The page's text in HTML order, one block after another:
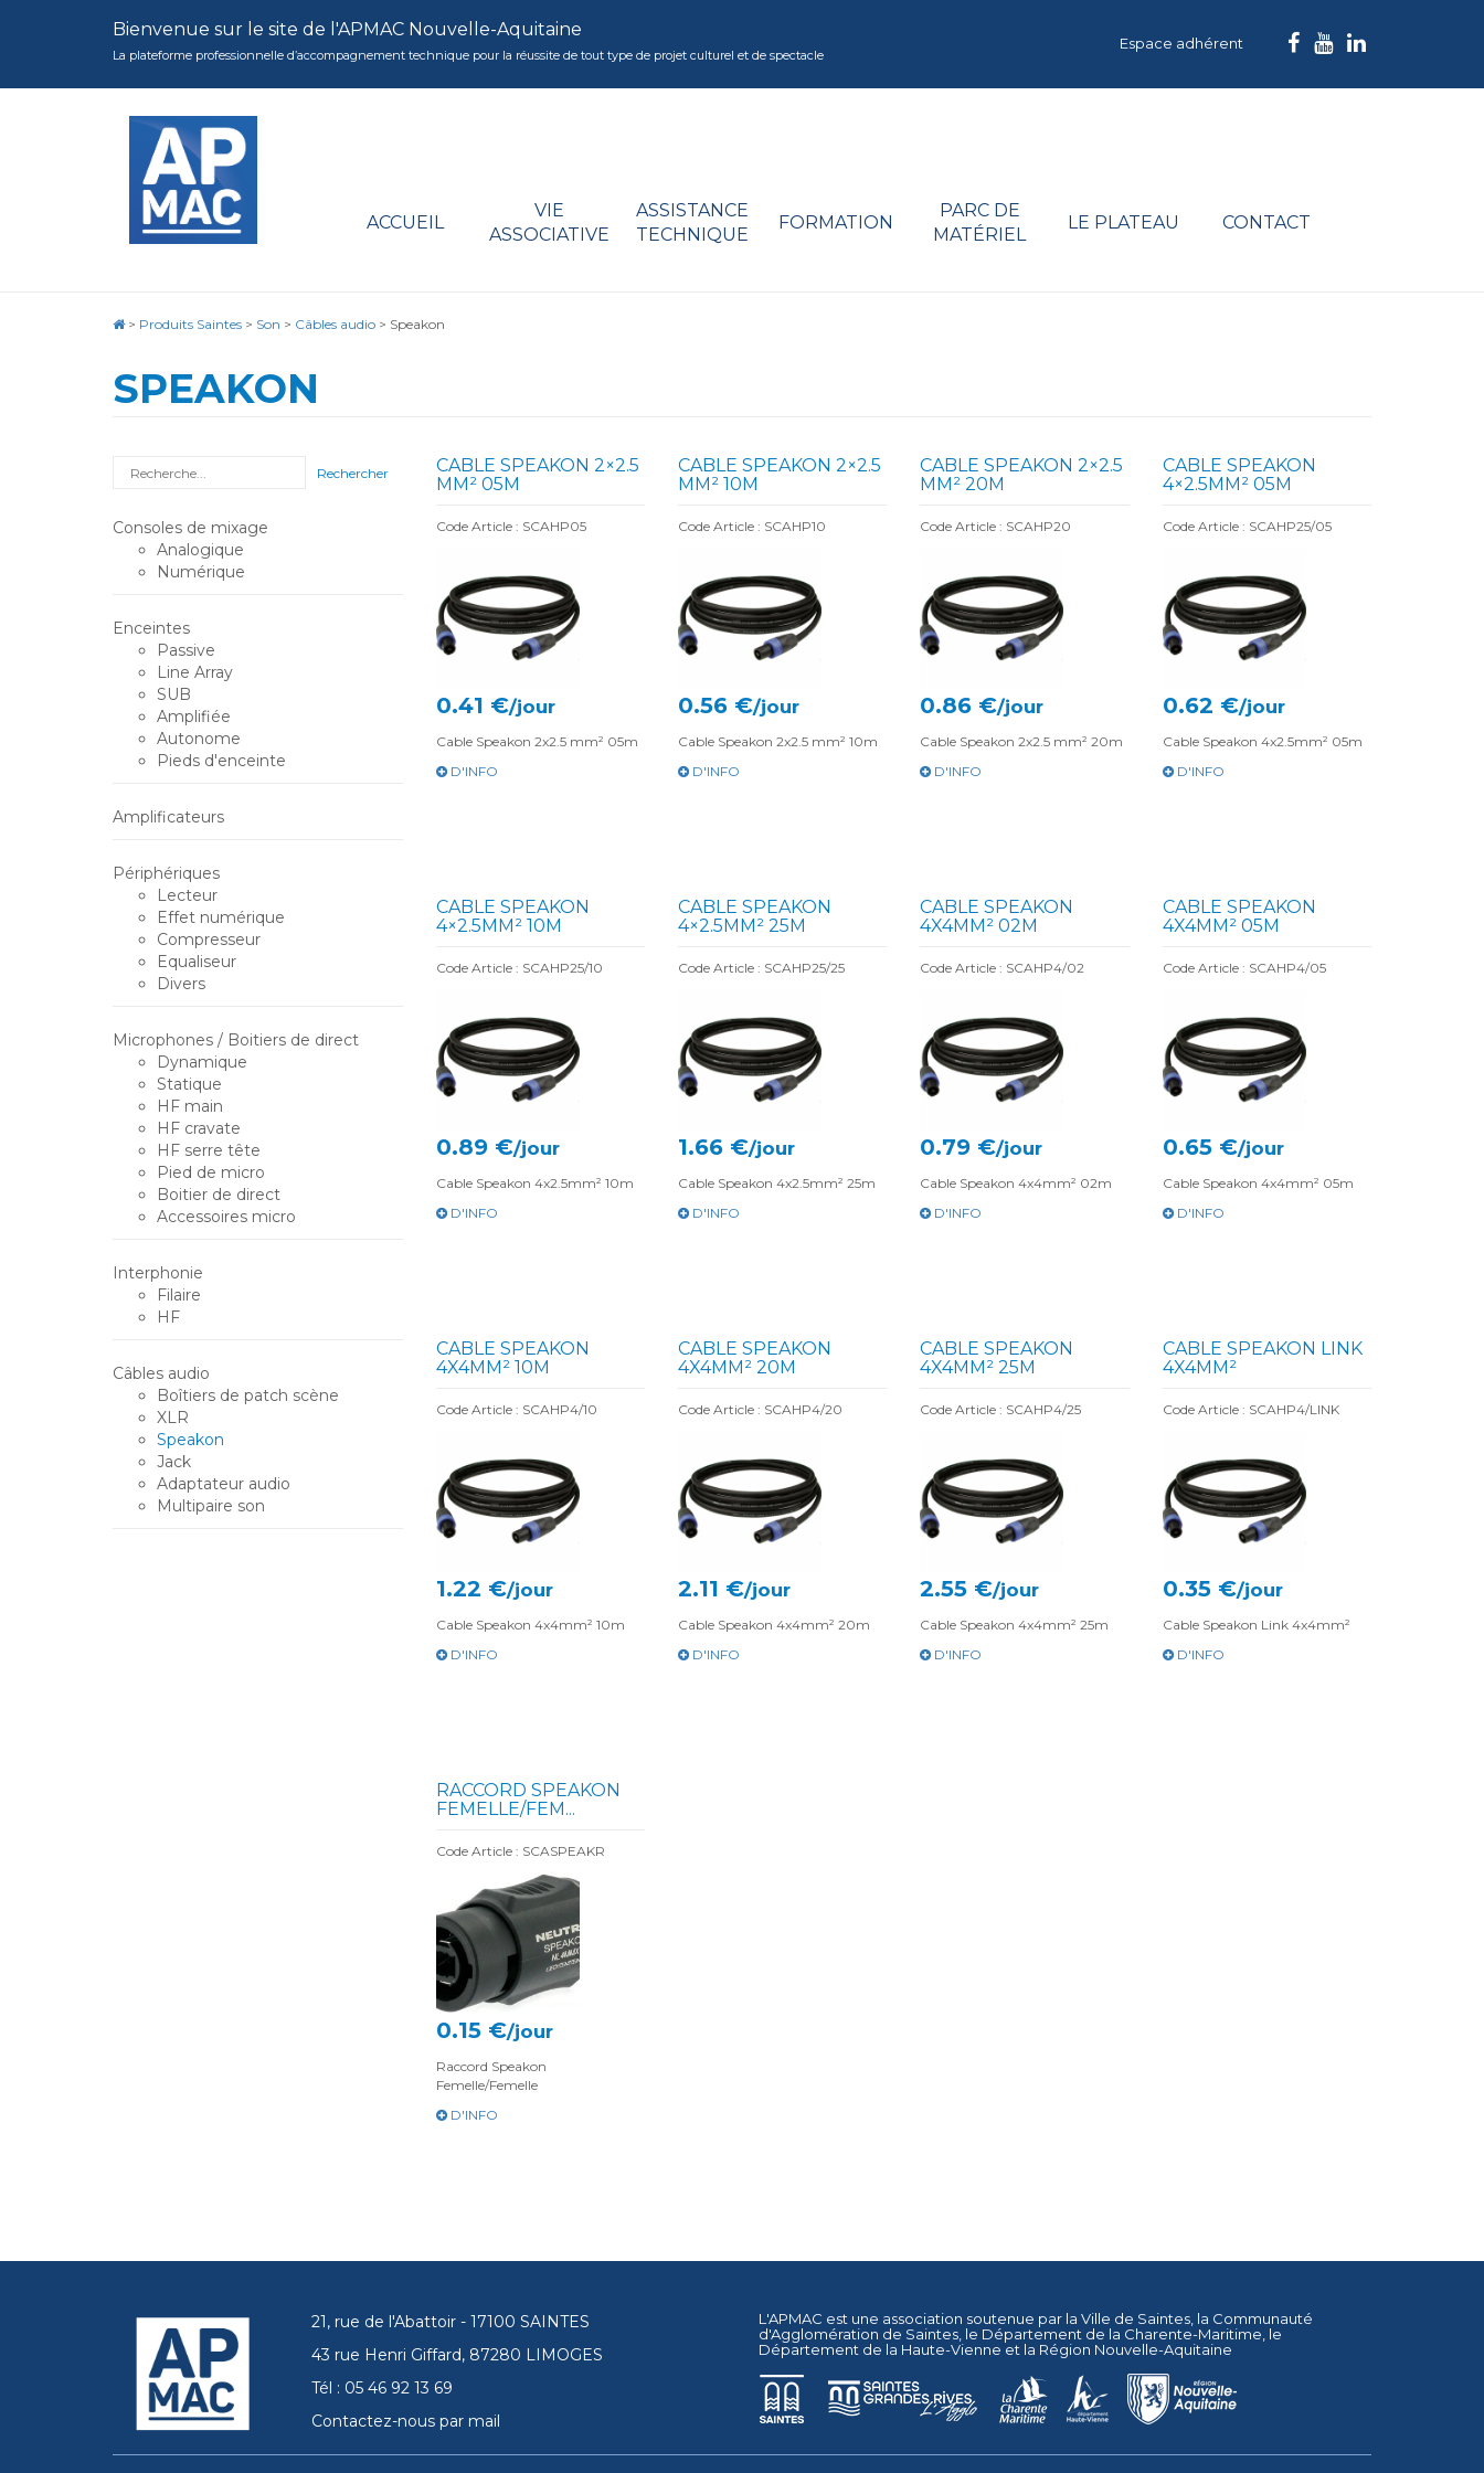
Bienvenue sur le site de l'APMAC Nouvelle-Aquitaine
La plateforme professionnelle d’accompagnement technique pour la réussite de tout type de projet culturel et de spectacle
Espace adhérent
ACCUEIL
VIE
ASSOCIATIVE
ASSISTANCE
TECHNIQUE
FORMATION
PARC DE
MATÉRIEL
LE PLATEAU CONTACT
> Produits Saintes > Son > Câbles audio > Speakon
SPEAKON
Rechercher
Consoles de mixage
Analogique
Numérique
Enceintes
Passive
Line Array
SUB
Amplifiée
Autonome
Pieds d'enceinte
Amplificateurs
Périphériques
Lecteur
Effet numérique
Compresseur
Equaliseur
Divers
Microphones / Boitiers de direct
Dynamique
Statique
HF main
HF cravate
HF serre tête
Pied de micro
Boitier de direct
Accessoires micro
Interphonie
Filaire
HF
Câbles audio
Boîtiers de patch scène
XLR
Speakon
Jack
Adaptateur audio
Multipaire son
CABLE SPEAKON 2×2.5
MM² 05M
Code Article : SCAHP05
0.41 €/jour
Cable Speakon 2x2.5 mm² 05m
D'INFO
CABLE SPEAKON 2×2.5
MM² 10M
Code Article : SCAHP10
0.56 €/jour
Cable Speakon 2x2.5 mm² 10m
D'INFO
CABLE SPEAKON 2×2.5
MM² 20M
Code Article : SCAHP20
0.86 €/jour
Cable Speakon 2x2.5 mm² 20m
D'INFO
CABLE SPEAKON
4×2.5MM² 05M
Code Article : SCAHP25/05
0.62 €/jour
Cable Speakon 4x2.5mm² 05m
D'INFO
CABLE SPEAKON
4×2.5MM² 10M
Code Article : SCAHP25/10
0.89 €/jour
Cable Speakon 4x2.5mm² 10m
D'INFO
CABLE SPEAKON
4×2.5MM² 25M
Code Article : SCAHP25/25
1.66 €/jour
Cable Speakon 4x2.5mm² 25m
D'INFO
CABLE SPEAKON
4X4MM² 02M
Code Article : SCAHP4/02
0.79 €/jour
Cable Speakon 4x4mm² 02m
D'INFO
CABLE SPEAKON
4X4MM² 05M
Code Article : SCAHP4/05
0.65 €/jour
Cable Speakon 4x4mm² 05m
D'INFO
CABLE SPEAKON
4X4MM² 10M
Code Article : SCAHP4/10
1.22 €/jour
Cable Speakon 4x4mm² 10m
D'INFO
CABLE SPEAKON
4X4MM² 20M
Code Article : SCAHP4/20
2.11 €/jour
Cable Speakon 4x4mm² 20m
D'INFO
CABLE SPEAKON
4X4MM² 25M
Code Article : SCAHP4/25
2.55 €/jour
Cable Speakon 4x4mm² 25m
D'INFO
CABLE SPEAKON LINK
4X4MM²
Code Article : SCAHP4/LINK
0.35 €/jour
Cable Speakon Link 4x4mm²
D'INFO
RACCORD SPEAKON
FEMELLE/FEM...
Code Article : SCASPEAKR
0.15 €/jour
Raccord Speakon
Femelle/Femelle
D'INFO
21, rue de l'Abattoir - 17100 SAINTES
43 rue Henri Giffard, 87280 LIMOGES
Tél : 05 46 92 13 69
Contactez-nous par mail
L'APMAC est une association soutenue par la Ville de Saintes , la Communauté
d'Agglomération de Saintes , le Département de la Charente-Maritime , le
Département de la Haute-Vienne et la Région Nouvelle-Aquitaine